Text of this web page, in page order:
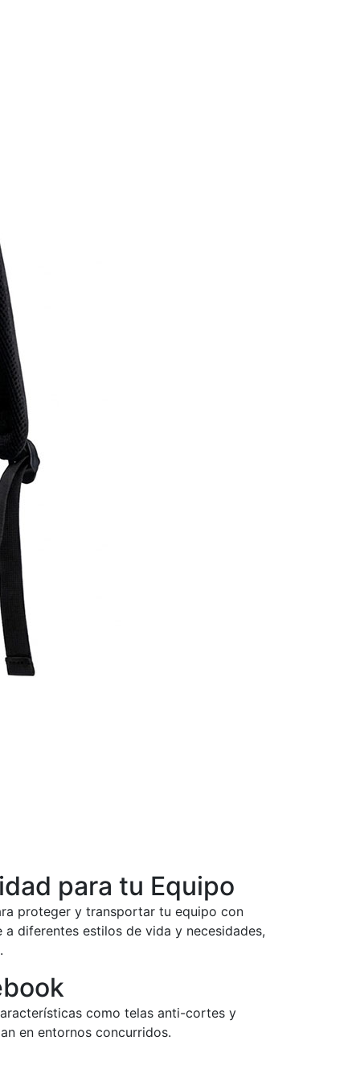
para tu Equipo
proteger y transportar tu equipo con
diferentes estilos de vida y necesidades,
como telas anti-cortes y
en entornos concurridos.